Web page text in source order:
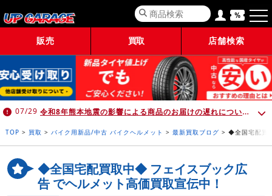
販売 買取 店舗検索
07/29 令和8年熊本地震の影響による商品のお届けの遅れについて （7月30日 10:00時点）
TOP > 買取 > バイク用新品/中古 バイクヘルメット > 最新買取ブログ > ◆全国宅配買
◆全国宅配買取中◆ フェイスブック広
告 でヘルメット高価買取宣伝中！